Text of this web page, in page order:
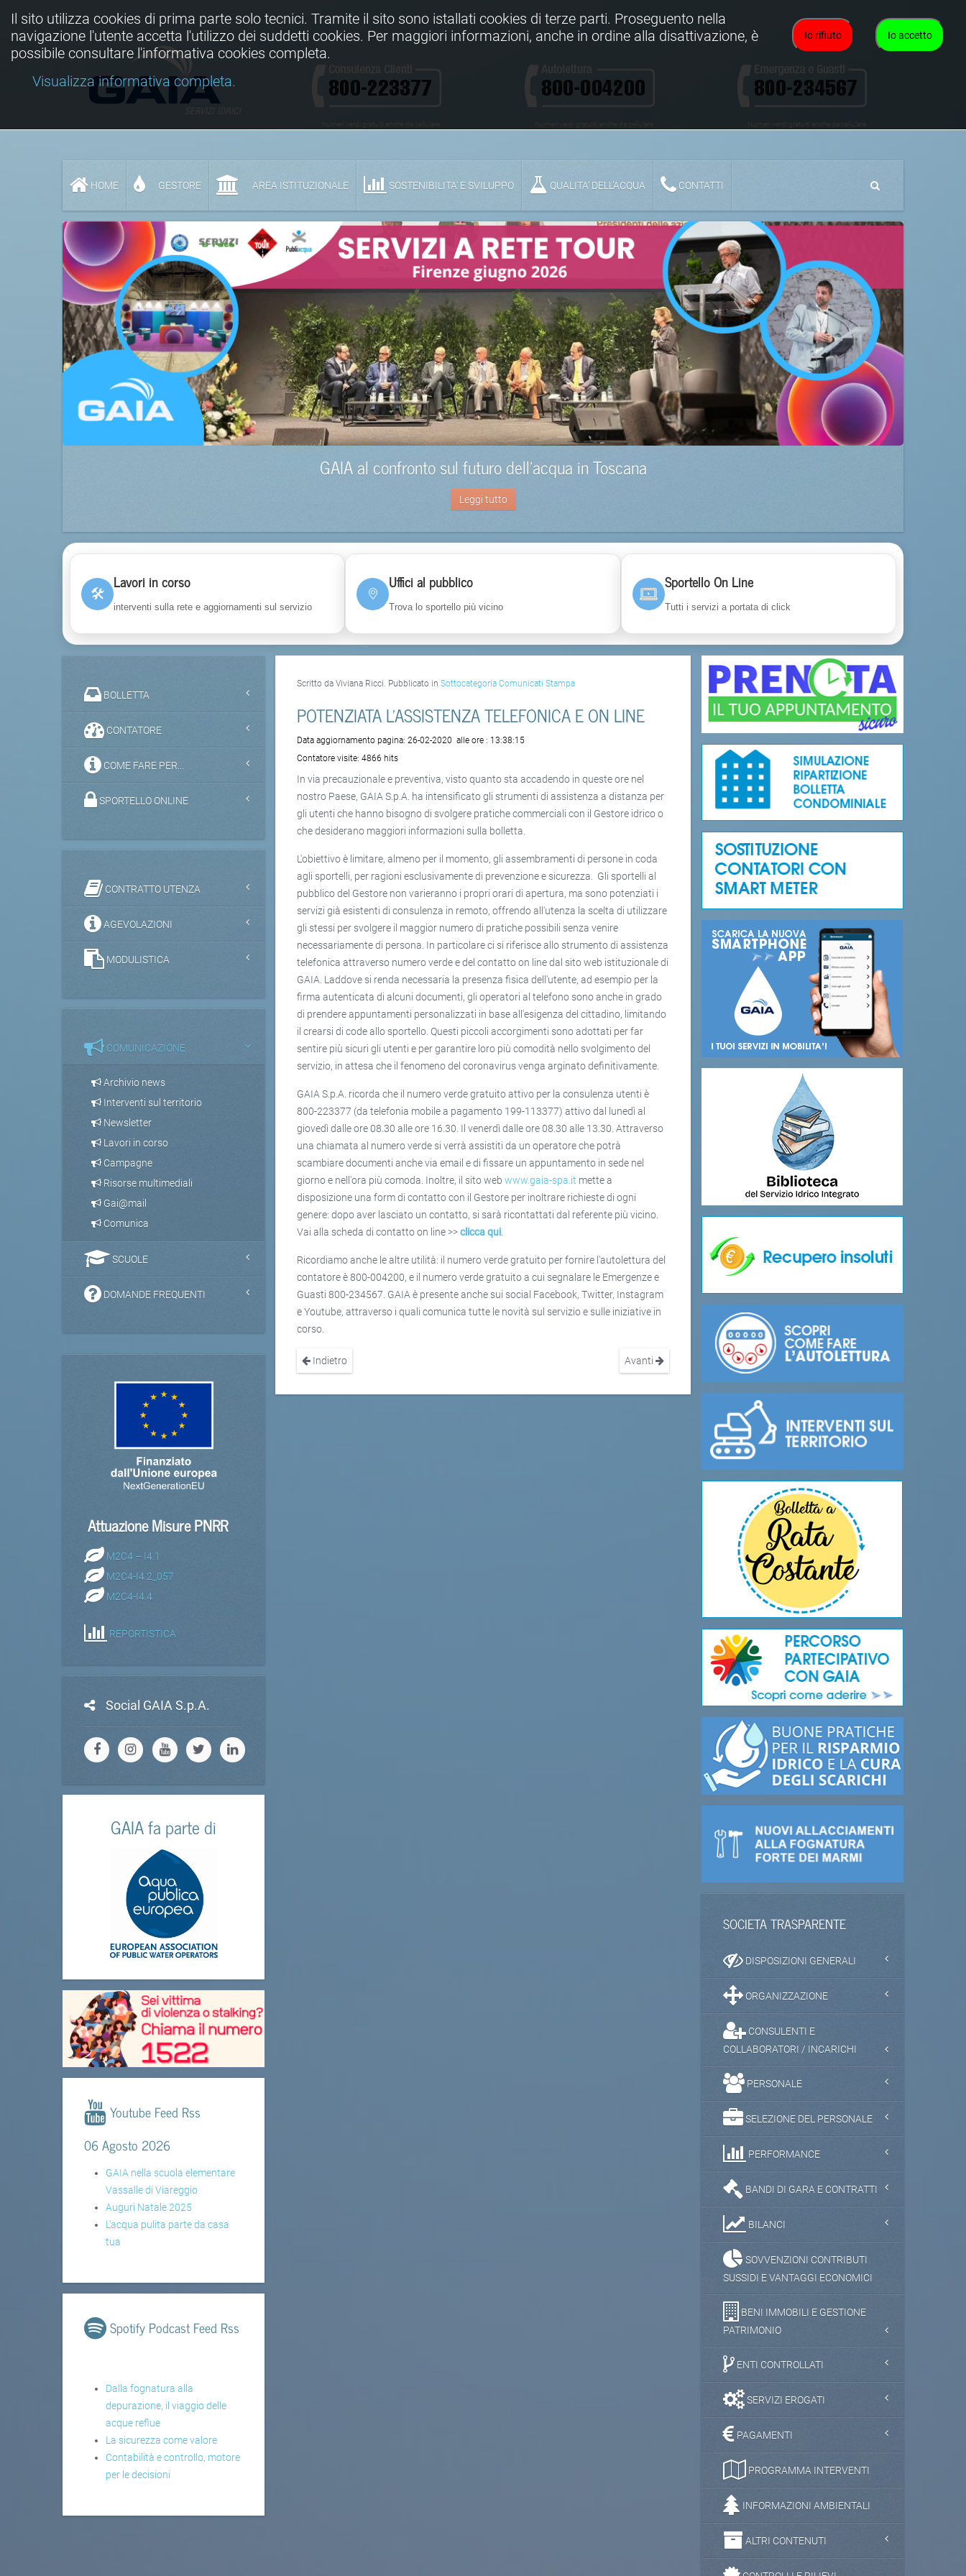
Numeri verdi gratuiti anche da cellulare
HOME GESTORE AREA ISTITUZIONALE SOSTENIBILITA' E SVILUPPO QUALITA’ DELL’ACQUA CONTATTI
GAIA al confronto sul futuro dell’acqua in Toscana
Leggi tutto
🛠
Lavori in corso
interventi sulla rete e aggiornamenti sul servizio
Uffici al pubblico
Trova lo sportello più vicino
Sportello On Line
Tutti i servizi a portata di click
Scritto da Viviana Ricci. Pubblicato inSottocategoria Comunicati Stampa
POTENZIATA L'ASSISTENZA TELEFONICA E ON LINE
Data aggiornamento pagina:26-02-2020 alle ore : 13:38:15
Contatore visite:4866 hits
In via precauzionale e preventiva, visto quanto sta accadendo in queste ore nel
nostro Paese, GAIA S.p.A. ha intensificato gli strumenti di assistenza a distanza per
gli utenti che hanno bisogno di svolgere pratiche commerciali con il Gestore idrico o
che desiderano maggiori informazioni sulla bolletta.
L'obiettivo è limitare, almeno per il momento, gli assembramenti di persone in coda
agli sportelli, per ragioni esclusivamente di prevenzione e sicurezza. Gli sportelli al
pubblico del Gestore non varieranno i propri orari di apertura, ma sono potenziati i
servizi già esistenti di consulenza in remoto, offrendo all'utenza la scelta di utilizzare
gli stessi per svolgere il maggior numero di pratiche possibili senza venire
necessariamente di persona. In particolare ci si riferisce allo strumento di assistenza
telefonica attraverso numero verde e del contatto on line dal sito web istituzionale di
GAIA. Laddove si renda necessaria la presenza fisica dell'utente, ad esempio per la
firma autenticata di alcuni documenti, gli operatori al telefono sono anche in grado
di prendere appuntamenti personalizzati in base all'esigenza del cittadino, limitando
il crearsi di code allo sportello. Questi piccoli accorgimenti sono adottati per far
sentire più sicuri gli utenti e per garantire loro più comodità nello svolgimento del
servizio, in attesa che il fenomeno del coronavirus venga arginato definitivamente.
GAIA S.p.A. ricorda che il numero verde gratuito attivo per la consulenza utenti è
800-223377 (da telefonia mobile a pagamento 199-113377) attivo dal lunedì al
giovedì dalle ore 08.30 alle ore 16.30. Il venerdì dalle ore 08.30 alle 13.30. Attraverso
una chiamata al numero verde si verrà assistiti da un operatore che potrà
scambiare documenti anche via email e di fissare un appuntamento in sede nel
giorno e nell'ora più comoda. Inoltre, il sito webwww.gaia-spa.it mette a
disposizione una form di contatto con il Gestore per inoltrare richieste di ogni
genere: dopo aver lasciato un contatto, si sarà ricontattati dal referente più vicino.
Vai alla scheda di contatto on line >>clicca qui
Ricordiamo anche le altre utilità: il numero verde gratuito per fornire l'autolettura del
contatore è 800-004200, e il numero verde gratuito a cui segnalare le Emergenze e
Guasti 800-234567. GAIA è presente anche sui social Facebook, Twitter, Instagram
e Youtube, attraverso i quali comunica tutte le novità sul servizio e sulle iniziative in
corso.
Indietro Avanti
BOLLETTA
CONTATORE
COME FARE PER...
SPORTELLO ONLINE
CONTRATTO UTENZA
AGEVOLAZIONI
MODULISTICA
COMUNICAZIONE
Archivio news
Interventi sul territorio
Newsletter
Lavori in corso
Campagne
Risorse multimediali
Gai@mail
Comunica
SCUOLE
DOMANDE FREQUENTI
Attuazione Misure PNRR
M2C4 – I4.1
M2C4-I4.2_057
M2C4-I4.4
REPORTISTICA
Social GAIA S.p.A.
GAIA fa parte di
Youtube Feed Rss
06 Agosto 2026
GAIA nella scuola elementare
Vassalle di Viareggio
Auguri Natale 2025
L'acqua pulita parte da casa
tua
Spotify Podcast Feed Rss
Dalla fognatura alla
depurazione, il viaggio delle
acque reflue
La sicurezza come valore
Contabilità e controllo, motore
per le decisioni
SOCIETA TRASPARENTE
DISPOSIZIONI GENERALI
ORGANIZZAZIONE
CONSULENTI E
COLLABORATORI / INCARICHI
PERSONALE
SELEZIONE DEL PERSONALE
PERFORMANCE
BANDI DI GARA E CONTRATTI
BILANCI
SOVVENZIONI CONTRIBUTI
SUSSIDI E VANTAGGI ECONOMICI
BENI IMMOBILI E GESTIONE
PATRIMONIO
ENTI CONTROLLATI
SERVIZI EROGATI
PAGAMENTI
PROGRAMMA INTERVENTI
INFORMAZIONI AMBIENTALI
ALTRI CONTENUTI
Io accetto
Io rifiuto
Il sito utilizza cookies di prima parte solo tecnici. Tramite il sito sono istallati cookies di terze parti. Proseguento nella
navigazione l'utente accetta l'utilizzo dei suddetti cookies. Per maggiori informazioni, anche in ordine alla disattivazione, è
possibile consultare l'informativa cookies completa.
Visualizza informativa completa.